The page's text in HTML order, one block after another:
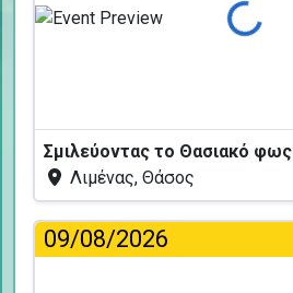
Σμιλεύοντας το Θασιακό φως
Λιμένας, Θάσος
09/08/2026